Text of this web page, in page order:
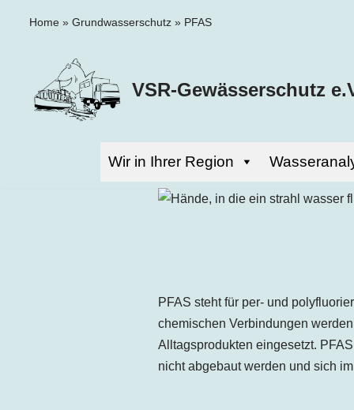
springen
Home » Grundwasserschutz » PFAS
VSR-Gewässerschutz
Wir in Ihrer Region
PFAS steht für per- und
chemischen Verbindungen
Alltagsprodukten eingesetzt.
nicht abgebaut werden und sich